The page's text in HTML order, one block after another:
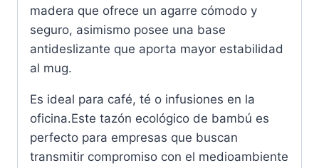
madera que ofrece un agarre cómodo y
seguro, asimismo posee una base
antideslizante que aporta mayor estabilidad
al mug.
Es ideal para café, té o infusiones en la
oficina.Este tazón ecológico de bambú es
perfecto para empresas que buscan
transmitir compromiso con el medioambiente